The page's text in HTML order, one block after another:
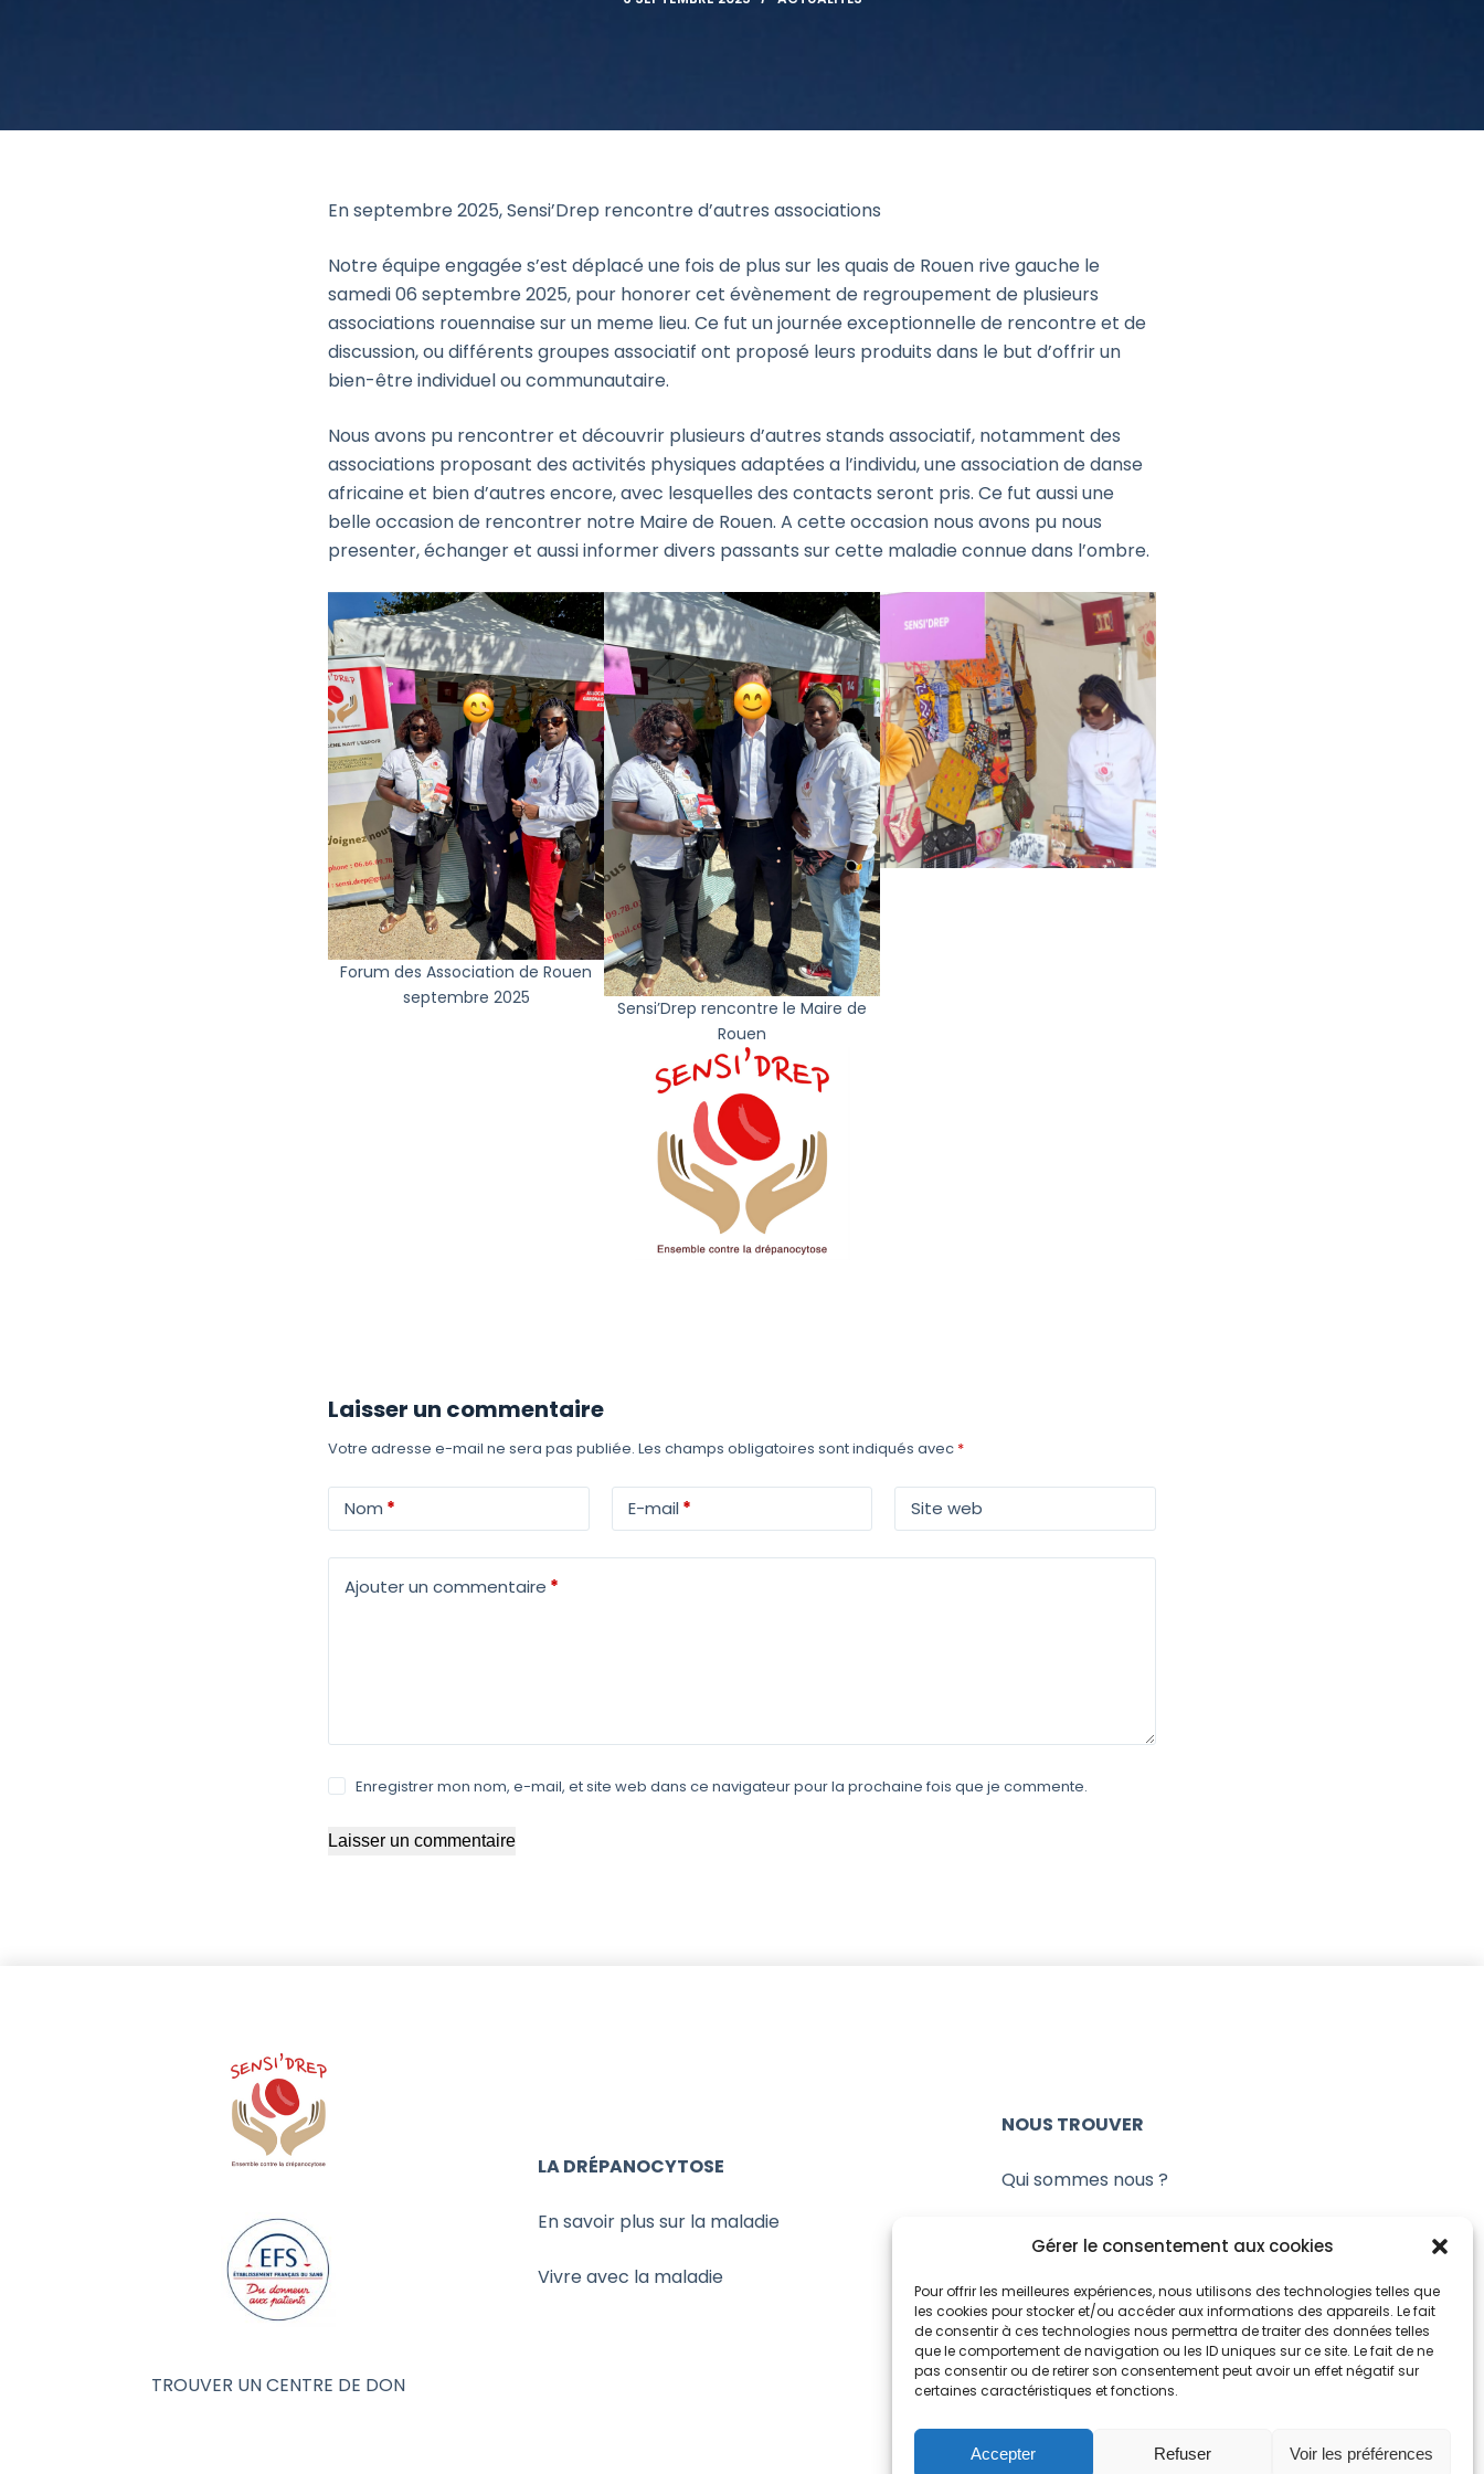
Gérer le consentement aux cookies
Pour offrir les meilleures expériences, nous utilisons des technologies telles que
les cookies pour stocker et/ou accéder aux informations des appareils. Le fait
de consentir à ces technologies nous permettra de traiter des données telles
que le comportement de navigation ou les ID uniques sur ce site. Le fait de ne
pas consentir ou de retirer son consentement peut avoir un effet négatif sur
certaines caractéristiques et fonctions.
Accepter Refuser Voir les préférences
En septembre 2025, Sensi’Drep rencontre d’autres associations
Notre équipe engagée s’est déplacé une fois de plus sur les quais de Rouen rive gauche le
samedi 06 septembre 2025, pour honorer cet évènement de regroupement de plusieurs
associations rouennaise sur un meme lieu. Ce fut un journée exceptionnelle de rencontre et de
discussion, ou différents groupes associatif ont proposé leurs produits dans le but d’offrir un
bien-être individuel ou communautaire.
Nous avons pu rencontrer et découvrir plusieurs d’autres stands associatif, notamment des
associations proposant des activités physiques adaptées a l’individu, une association de danse
africaine et bien d’autres encore, avec lesquelles des contacts seront pris. Ce fut aussi une
belle occasion de rencontrer notre Maire de Rouen. A cette occasion nous avons pu nous
presenter, échanger et aussi informer divers passants sur cette maladie connue dans l’ombre.
Forum des Association de Rouen
septembre 2025
Sensi’Drep rencontre le Maire de
Rouen
Laisser un commentaire
Votre adresse e-mail ne sera pas publiée. Les champs obligatoires sont indiqués avec *
Nom * E-mail * Site web
Ajouter un commentaire *
Enregistrer mon nom, e-mail, et site web dans ce navigateur pour la prochaine fois que je commente.
Laisser un commentaire
TROUVER UN CENTRE DE DON
LA DRÉPANOCYTOSE
En savoir plus sur la maladie
Vivre avec la maladie
NOUS TROUVER
Qui sommes nous ?
02 Chemin des Ecoliers, 78570 Andrésy
Tel : 06 66 09 78 03-Mail :
sensi.drep@gmail.com